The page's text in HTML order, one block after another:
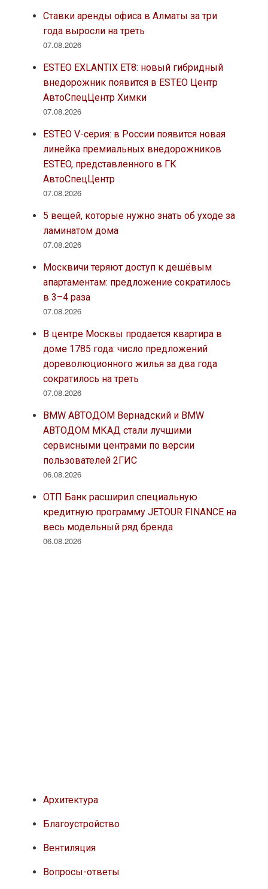
Ставки аренды офиса в Алматы за три
года выросли на треть
07.08.2026
ESTEO EXLANTIX ET8: новый гибридный
внедорожник появится в ESTEO Центр
АвтоСпецЦентр Химки
07.08.2026
ESTEO V-серия: в России появится новая
линейка премиальных внедорожников
ESTEO, представленного в ГК
АвтоСпецЦентр
07.08.2026
5 вещей, которые нужно знать об уходе за
ламинатом дома
07.08.2026
Москвичи теряют доступ к дешёвым
апартаментам: предложение сократилось
в 3–4 раза
07.08.2026
В центре Москвы продается квартира в
доме 1785 года: число предложений
дореволюционного жилья за два года
сократилось на треть
07.08.2026
BMW АВТОДОМ Вернадский и BMW
АВТОДОМ МКАД стали лучшими
сервисными центрами по версии
пользователей 2ГИС
06.08.2026
ОТП Банк расширил специальную
кредитную программу JETOUR FINANCE на
весь модельный ряд бренда
06.08.2026
Архитектура
Благоустройство
Вентиляция
Вопросы-ответы